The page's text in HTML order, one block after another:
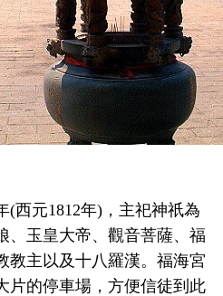
(西元1812年)，主祀神祇為
、玉皇大帝、觀音菩薩、福
教主以及十八羅漢。福海宮
片的停車場，方便信徒到此